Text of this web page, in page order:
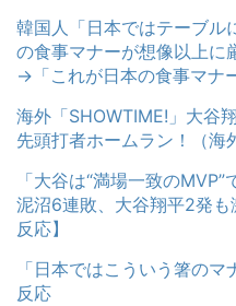
韓国人「日本ではテーブル
の食事マナーが想像以上に
→「これが日本の食事マナ
海外「SHOWTIME!」大谷
先頭打者ホームラン！（海
「大谷は“満場一致の
泥沼6連敗、大谷翔平2発
反応】
「日本ではこういう箸の
反応